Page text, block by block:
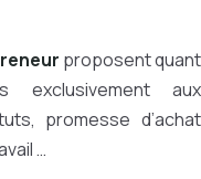
proposent quant
aux
promesse d’achat
…